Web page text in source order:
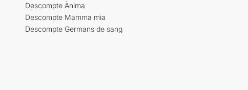
Descompte Ànima
Descompte Mamma mia
Descompte Germans de sang